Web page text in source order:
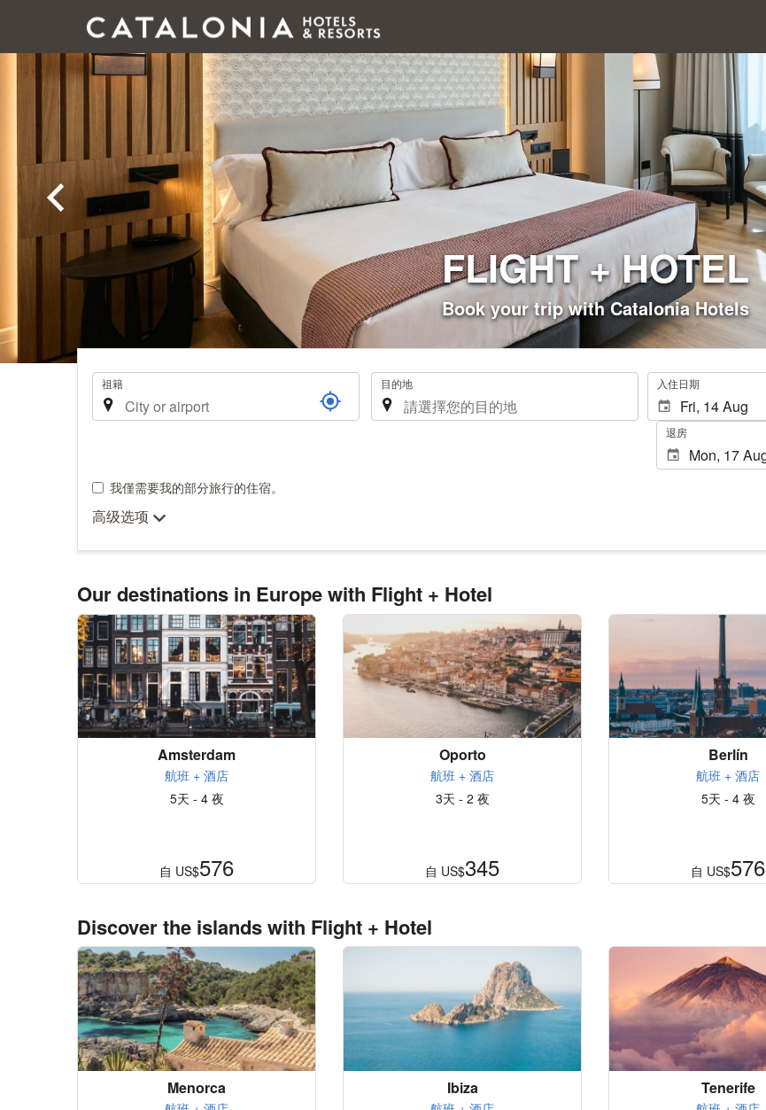
FLIGHT + HOTEL
Book your trip with Catalonia Hotels
旅祖籍 目的地 . 入住日期
退房
我僅需要我的部分旅行的住宿。
高级选项
Our destinations in Europe with Flight + Hotel
Amsterdam
航班 + 酒店
5天 - 4 夜
自 US$576
Oporto
航班 + 酒店
3天 - 2 夜
自 US$345
Berlín
航班 + 酒店
5天 - 4 夜
自 US$576
Discover the islands with Flight + Hotel
Menorca Ibiza Tenerife